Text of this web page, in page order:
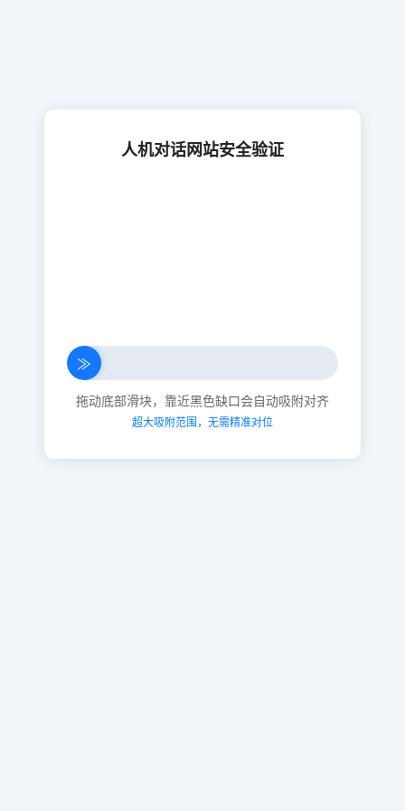
人机对话网站安全验证
≫
拖动底部滑块，靠近黑色缺口会自动吸附对齐
超大吸附范围，无需精准对位